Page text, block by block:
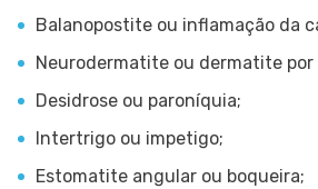
Balanopostite ou inflamação da
Neurodermatite ou dermatite
Desidrose ou paroníquia;
Intertrigo ou impetigo;
Estomatite angular ou boqueira;